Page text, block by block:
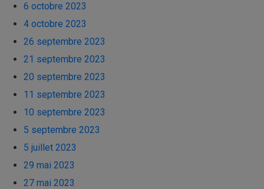
6 octobre 2023
4 octobre 2023
26 septembre 2023
21 septembre 2023
20 septembre 2023
11 septembre 2023
10 septembre 2023
5 septembre 2023
5 juillet 2023
29 mai 2023
27 mai 2023